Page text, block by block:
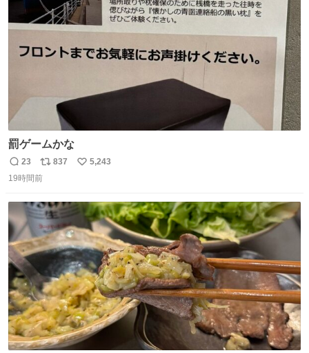
数
罰ゲームかな
返
信
23
リ
ポ
ト
数
837
い
数
5,243
19時間前